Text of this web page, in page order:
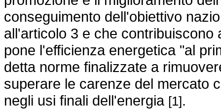
conseguimento dell'obiettivo
all'articolo 3 e che
pone l'efficienza energetica "al
detta norme finalizzate a
superare le carenze del mercato
negli usi finali dell'energia [1].